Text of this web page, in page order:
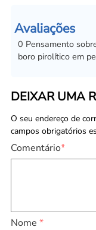
Avaliações
0 Pensamento
boro pirolítico em
DEIXAR UMA
O seu endereço de
campos obrigatórios
Comentário*
Nome *